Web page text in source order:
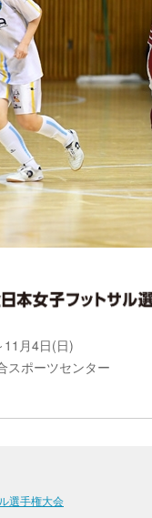
月4日(日)
スポーツセンター
選手権大会